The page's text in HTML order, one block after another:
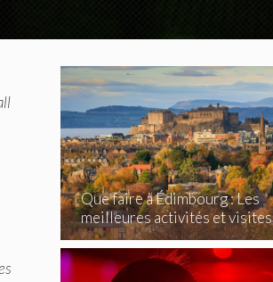
Que faire à Édimbourg : Les
meilleures activités et visites
incontournables